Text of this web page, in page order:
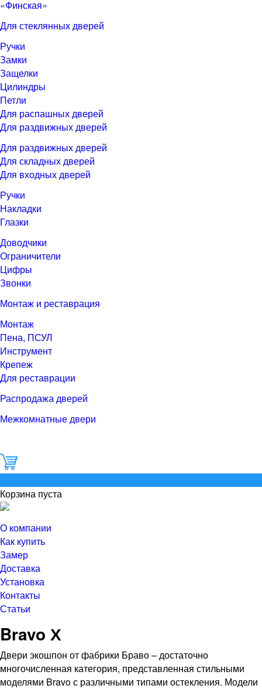
«Финская»
Для стеклянных дверей
Ручки
Замки
Защелки
Цилиндры
Петли
Для распашных дверей
Для раздвижных дверей
Для раздвижных дверей
Для складных дверей
Для входных дверей
Ручки
Накладки
Глазки
Доводчики
Ограничители
Цифры
Звонки
Монтаж и реставрация
Монтаж
Пена, ПСУЛ
Инструмент
Крепеж
Для реставрации
Распродажа дверей
Межкомнатные двери
Корзина пуста
О компании
Как купить
Замер
Доставка
Установка
Контакты
Статьи
Bravo Х
Двери экошпон от фабрики Браво – достаточно
многочисленная категория, представленная стильными
моделями Bravo с различными типами остекления. Модели